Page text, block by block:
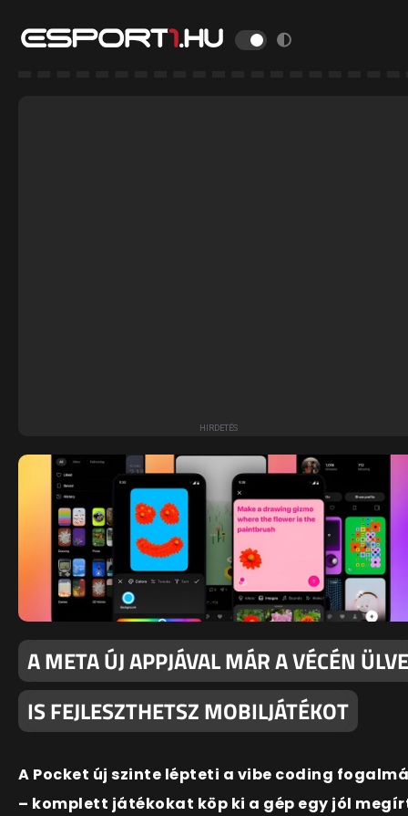
A META ÚJ APPJÁVAL MÁR A VÉCÉN ÜLVE
IS FEJLESZTHETSZ MOBILJÁTÉKOT
A Pocket új szinte lépteti a vibe coding
– komplett játékokat köp ki a gép egy jól